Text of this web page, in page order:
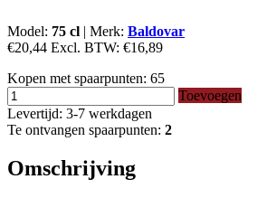
Model: 75 cl | Merk: Baldovar
€20,44 Excl. BTW: €16,89
Kopen met spaarpunten: 65
Toevoegen
Levertijd: 3-7 werkdagen
Te ontvangen spaarpunten: 2
Omschrijving